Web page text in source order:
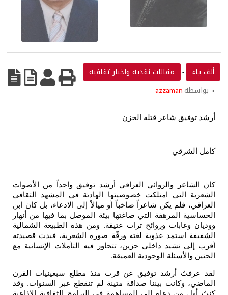
ألف ياء - مقالات نقدية واخبار ثقافية
← بواسطة azzaman
أرشد توفيق شاعر قتله الحزن
كامل الشرقي
كان الشاعر والروائي العراقي أرشد توفيق واحداً من الأصوات
الشعرية التي امتلكت خصوصيتها الهادئة في المشهد الثقافي
العراقي، فلم يكن شاعراً صاخباً أو ميالاً إلى الادعاء، بل كان ابن
الحساسية المرهفة التي صاغتها بيئة الموصل بما فيها من أنهار
ووديان وغابات وروائح تراب عتيقة. ومن هذه الطبيعة الشمالية
الشفيفة استمد عذوبة لغته ورقّة صوره الشعرية، فبدت قصيدته
أقرب إلى نشيد داخلي حزين، تتجاور فيه التأملات الإنسانية مع
الحنين والأسئلة الوجودية العميقة.
لقد عرفتُ أرشد توفيق عن قرب منذ مطلع سبعينيات القرن
الماضي، وكانت بيننا صداقة متينة لم تنقطع عبر السنوات. وقد